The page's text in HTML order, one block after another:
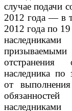
случае подачи
2012 года — в
2012 года по
отстранения
наследника по
от